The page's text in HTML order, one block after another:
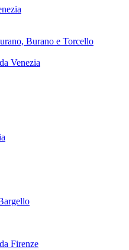
Burano e Torcello
Venezia
Firenze